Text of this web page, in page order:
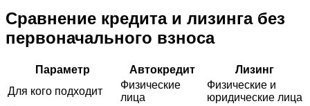
Сравнение кредита и лизинга без
первоначального взноса
Параметр Автокредит
Лизинг
Для кого подходит
Физические
лица
Физические и
юридические лица